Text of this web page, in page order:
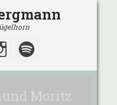
Instagram
Moritz